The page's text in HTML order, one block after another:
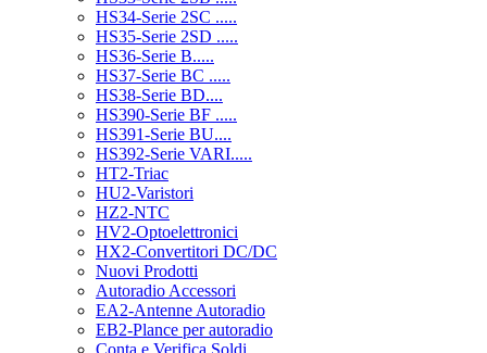
HS34-Serie 2SC .....
HS35-Serie 2SD .....
HS36-Serie B.....
HS37-Serie BC .....
HS38-Serie BD....
HS390-Serie BF .....
HS391-Serie BU....
HS392-Serie VARI.....
HT2-Triac
HU2-Varistori
HZ2-NTC
HV2-Optoelettronici
HX2-Convertitori DC/DC
Nuovi Prodotti
Autoradio Accessori
EA2-Antenne Autoradio
EB2-Plance per autoradio
Conta e Verifica Soldi